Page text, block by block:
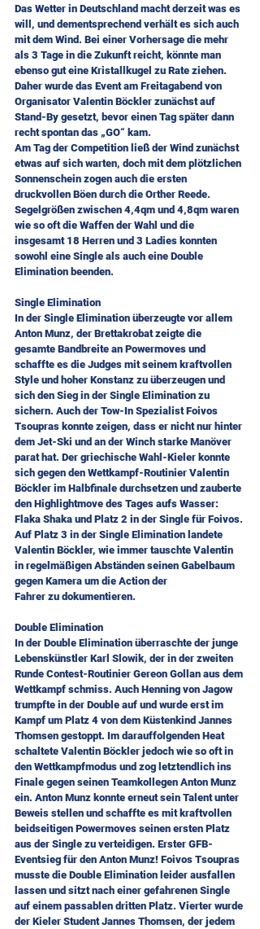
Das Wetter in Deutschland macht derzeit was es
will, und dementsprechend verhält es sich auch
mit dem Wind. Bei einer Vorhersage die mehr
als 3 Tage in die Zukunft reicht, könnte man
ebenso gut eine Kristallkugel zu Rate ziehen.
Daher wurde das Event am Freitagabend von
Organisator Valentin Böckler zunächst auf
Stand-By gesetzt, bevor einen Tag später dann
recht spontan das „GO“ kam.
Am Tag der Competition ließ der Wind zunächst
etwas auf sich warten, doch mit dem plötzlichen
Sonnenschein zogen auch die ersten
druckvollen Böen durch die Orther Reede.
Segelgrößen zwischen 4,4qm und 4,8qm waren
wie so oft die Waffen der Wahl und die
insgesamt 18 Herren und 3 Ladies konnten
sowohl eine Single als auch eine Double
Elimination beenden.
Single Elimination
In der Single Elimination überzeugte vor allem
Anton Munz, der Brettakrobat zeigte die
gesamte Bandbreite an Powermoves und
schaffte es die Judges mit seinem kraftvollen
Style und hoher Konstanz zu überzeugen und
sich den Sieg in der Single Elimination zu
sichern. Auch der Tow-In Spezialist Foivos
Tsoupras konnte zeigen, dass er nicht nur hinter
dem Jet-Ski und an der Winch starke Manöver
parat hat. Der griechische Wahl-Kieler konnte
sich gegen den Wettkampf-Routinier Valentin
Böckler im Halbfinale durchsetzen und zauberte
den Highlightmove des Tages aufs Wasser:
Flaka Shaka und Platz 2 in der Single für Foivos.
Auf Platz 3 in der Single Elimination landete
Valentin Böckler, wie immer tauschte Valentin
in regelmäßigen Abständen seinen Gabelbaum
gegen Kamera um die Action der
Fahrer zu dokumentieren.
Double Elimination
In der Double Elimination überraschte der junge
Lebenskünstler Karl Slowik, der in der zweiten
Runde Contest-Routinier Gereon Gollan aus dem
Wettkampf schmiss. Auch Henning von Jagow
trumpfte in der Double auf und wurde erst im
Kampf um Platz 4 von dem Küstenkind Jannes
Thomsen gestoppt. Im darauffolgenden Heat
schaltete Valentin Böckler jedoch wie so oft in
den Wettkampfmodus und zog letztendlich ins
Finale gegen seinen Teamkollegen Anton Munz
ein. Anton Munz konnte erneut sein Talent unter
Beweis stellen und schaffte es mit kraftvollen
beidseitigen Powermoves seinen ersten Platz
aus der Single zu verteidigen. Erster GFB-
Eventsieg für den Anton Munz! Foivos Tsoupras
musste die Double Elimination leider ausfallen
lassen und sitzt nach einer gefahrenen Single
auf einem passablen dritten Platz. Vierter wurde
der Kieler Student Jannes Thomsen, der jedem